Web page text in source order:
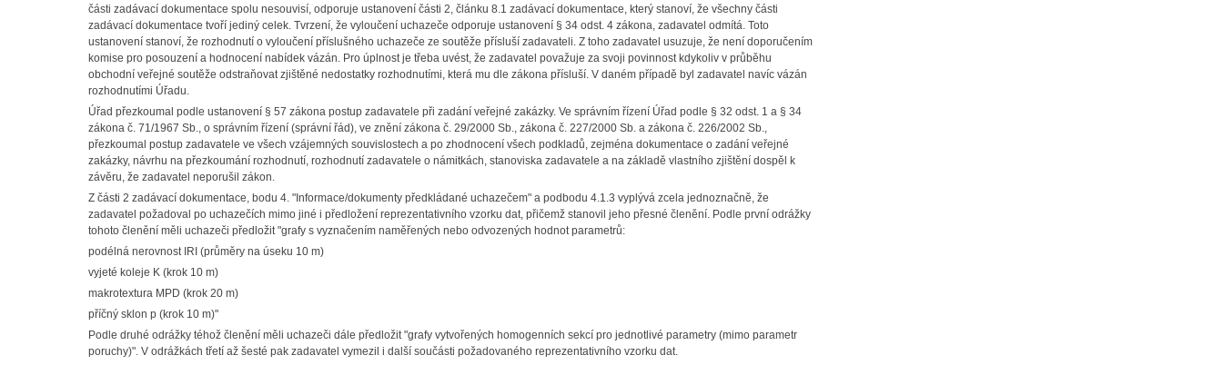
části zadávací dokumentace spolu nesouvisí, odporuje ustanovení části 2, článku 8.1 zadávací dokumentace, který stanoví, že všechny části
zadávací dokumentace tvoří jediný celek. Tvrzení, že vyloučení uchazeče odporuje ustanovení § 34 odst. 4 zákona, zadavatel odmítá. Toto
ustanovení stanoví, že rozhodnutí o vyloučení příslušného uchazeče ze soutěže přísluší zadavateli. Z toho zadavatel usuzuje, že není doporučením
komise pro posouzení a hodnocení nabídek vázán. Pro úplnost je třeba uvést, že zadavatel považuje za svoji povinnost kdykoliv v průběhu
obchodní veřejné soutěže odstraňovat zjištěné nedostatky rozhodnutími, která mu dle zákona přísluší. V daném případě byl zadavatel navíc vázán
rozhodnutími Úřadu.
Úřad přezkoumal podle ustanovení § 57 zákona postup zadavatele při zadání veřejné zakázky. Ve správním řízení Úřad podle § 32 odst. 1 a § 34
zákona č. 71/1967 Sb., o správním řízení (správní řád), ve znění zákona č. 29/2000 Sb., zákona č. 227/2000 Sb. a zákona č. 226/2002 Sb.,
přezkoumal postup zadavatele ve všech vzájemných souvislostech a po zhodnocení všech podkladů, zejména dokumentace o zadání veřejné
zakázky, návrhu na přezkoumání rozhodnutí, rozhodnutí zadavatele o námitkách, stanoviska zadavatele a na základě vlastního zjištění dospěl k
závěru, že zadavatel neporušil zákon.
Z části 2 zadávací dokumentace, bodu 4. "Informace/dokumenty předkládané uchazečem" a podbodu 4.1.3 vyplývá zcela jednoznačně, že
zadavatel požadoval po uchazečích mimo jiné i předložení reprezentativního vzorku dat, přičemž stanovil jeho přesné členění. Podle první odrážky
tohoto členění měli uchazeči předložit "grafy s vyznačením naměřených nebo odvozených hodnot parametrů:
podélná nerovnost IRI (průměry na úseku 10 m)
vyjeté koleje K (krok 10 m)
makrotextura MPD (krok 20 m)
příčný sklon p (krok 10 m)"
Podle druhé odrážky téhož členění měli uchazeči dále předložit "grafy vytvořených homogenních sekcí pro jednotlivé parametry (mimo parametr
poruchy)". V odrážkách třetí až šesté pak zadavatel vymezil i další součásti požadovaného reprezentativního vzorku dat.